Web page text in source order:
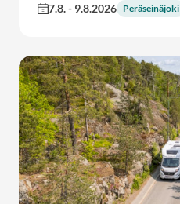
7.8.- 9.8.2026 Peräseinäjoki